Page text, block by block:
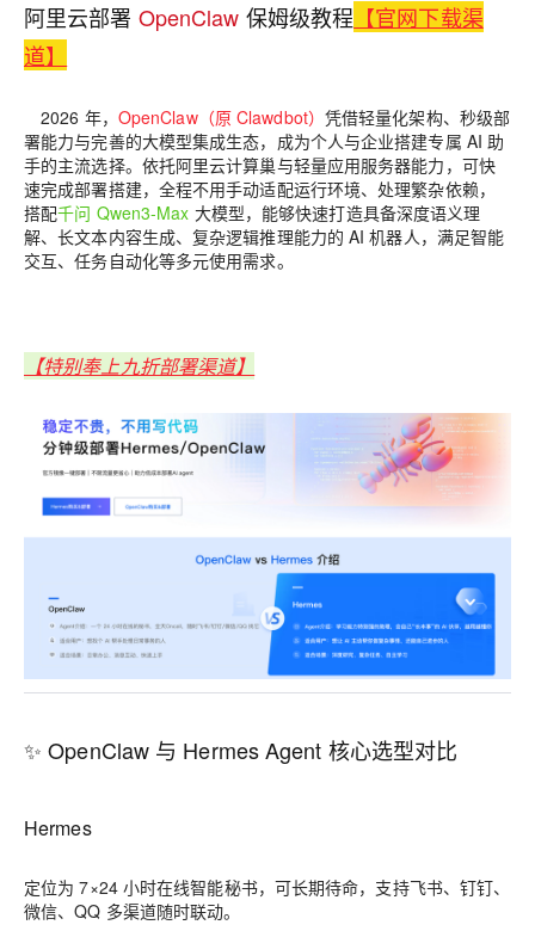
阿里云部署 OpenClaw 保姆级教程 【官网下载渠
道】
2026 年， OpenClaw（原 Clawdbot） 凭借轻量化架构、秒级部
署能力与完善的大模型集成生态，成为个人与企业搭建专属 AI 助
手的主流选择。依托阿里云计算巢与轻量应用服务器能力，可快
速完成部署搭建，全程不用手动适配运行环境、处理繁杂依赖，
搭配千问 Qwen3-Max 大模型，能够快速打造具备深度语义理
解、长文本内容生成、复杂逻辑推理能力的 AI 机器人，满足智能
交互、任务自动化等多元使用需求。
【特别奉上九折部署渠道】
✨ OpenClaw 与 Hermes Agent 核心选型对比
Hermes
定位为 7×24 小时在线智能秘书，可长期待命，支持飞书、钉钉、
微信、QQ 多渠道随时联动。